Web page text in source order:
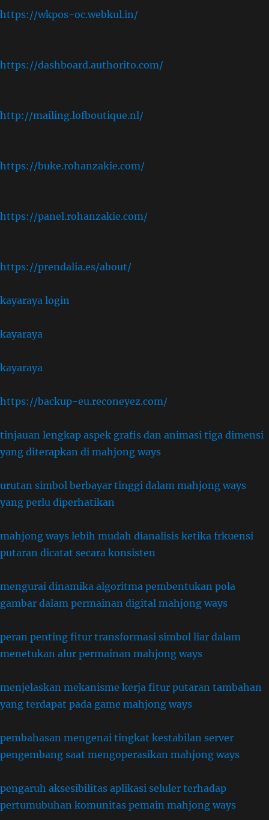
https://wkpos-oc.webkul.in/
https://dashboard.authorito.com/
http://mailing.lofboutique.nl/
https://buke.rohanzakie.com/
https://panel.rohanzakie.com/
https://prendalia.es/about/
kayaraya login
kayaraya
kayaraya
https://backup-eu.reconeyez.com/
tinjauan lengkap aspek grafis dan animasi tiga dimensi
yang diterapkan di mahjong ways
urutan simbol berbayar tinggi dalam mahjong ways
yang perlu diperhatikan
mahjong ways lebih mudah dianalisis ketika frkuensi
putaran dicatat secara konsisten
mengurai dinamika algoritma pembentukan pola
gambar dalam permainan digital mahjong ways
peran penting fitur transformasi simbol liar dalam
menetukan alur permainan mahjong ways
menjelaskan mekanisme kerja fitur putaran tambahan
yang terdapat pada game mahjong ways
pembahasan mengenai tingkat kestabilan server
pengembang saat mengoperasikan mahjong ways
pengaruh aksesibilitas aplikasi seluler terhadap
pertumubuhan komunitas pemain mahjong ways